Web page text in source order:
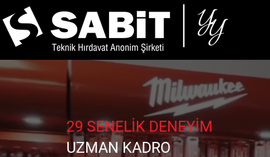
29 SENELİK DENEYİM
UZMAN KADRO